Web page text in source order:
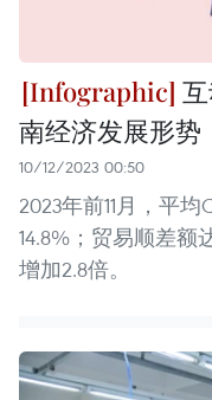
南经济发展形势
10/12/2023 00:50
2023年前11月，平
14.8%；贸易顺差额
增加2.8倍。